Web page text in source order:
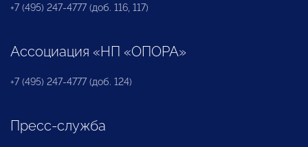
+7 (495) 247-4777 (доб. 116, 117)
Ассоциация «НП «ОПОРА»
+7 (495) 247-4777 (доб. 124)
Пресс-служба